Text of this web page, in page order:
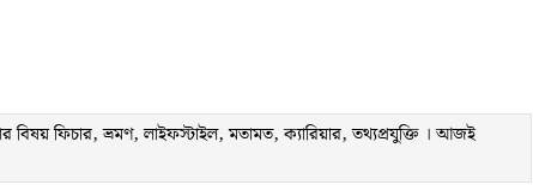
ফিচার, ভ্রমণ, লাইফস্টাইল, মতামত, ক্যারিয়ার, তথ্যপ্রযুক্তি । আজই